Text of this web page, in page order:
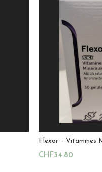
Flexor – Vitamines
CHF34.80